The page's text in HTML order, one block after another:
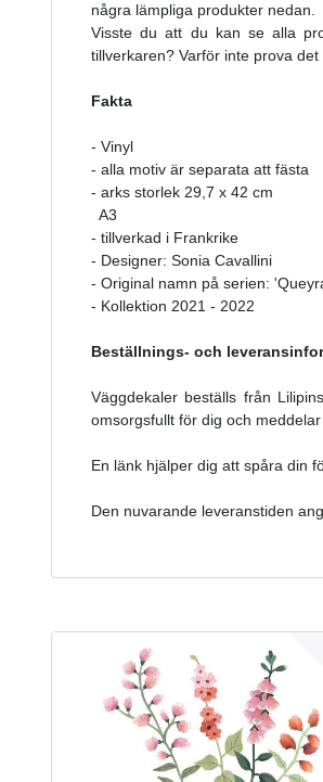
några lämpliga produkter nedan.
Visste du att du kan se alla
tillverkaren? Varför inte prova det
Fakta
- Vinyl
- alla motiv är separata att fästa
- arks storlek 29,7 x 42 cm
A3
- tillverkad i Frankrike
- Designer: Sonia Cavallini
- Original namn på serien:
- Kollektion 2021 - 2022
Beställnings- och
Väggdekaler beställs från
omsorgsfullt för dig och
En länk hjälper dig att spåra din
Den nuvarande leveranstiden